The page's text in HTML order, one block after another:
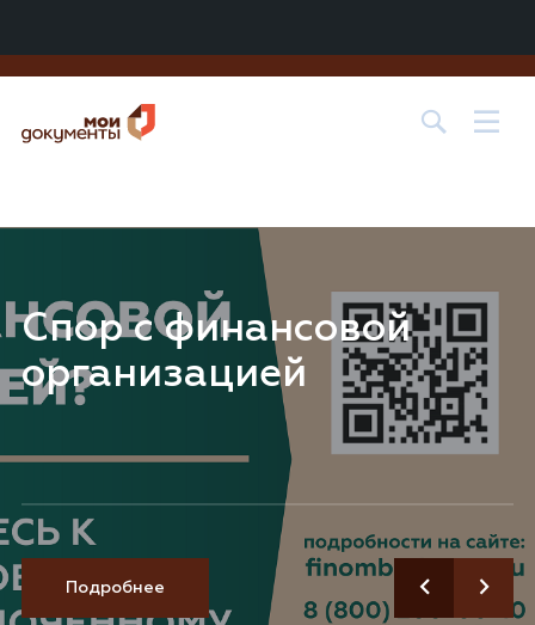
Спор с финансовой
организацией
Подробнее
Подробнее
Подробнее